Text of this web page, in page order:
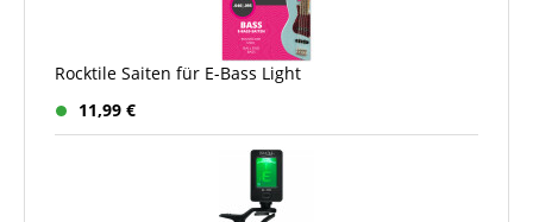
Rocktile Saiten für E-Bass Light
11,99 €